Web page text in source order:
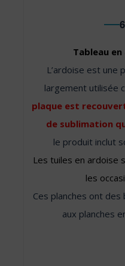
Tableau
L’ardoise est une
largement utilisée
plaque est
de sublimation
le produit inclut
Les tuiles en ardoise
les
Ces planches ont
aux planches